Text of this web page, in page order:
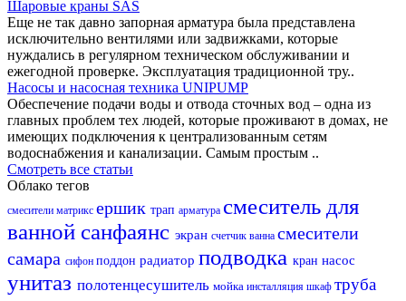
Шаровые краны SAS
Еще не так давно запорная арматура была представлена
исключительно вентилями или задвижками, которые
нуждались в регулярном техническом обслуживании и
ежегодной проверке. Эксплуатация традиционной тру..
Насосы и насосная техника UNIPUMP
Обеспечение подачи воды и отвода сточных вод – одна из
главных проблем тех людей, которые проживают в домах, не
имеющих подключения к централизованным сетям
водоснабжения и канализации. Самым простым ..
Смотреть все статьи
Облако тегов
смесители матрикс ершик трап арматура смеситель для
ванной санфаянс экран счетчик ванна смесители
самара сифон поддон радиатор подводка кран насос
унитаз полотенцесушитель мойка инсталляция шкаф труба